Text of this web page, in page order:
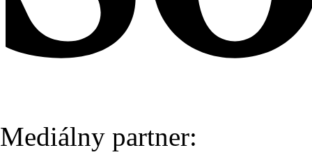
Mediálny partner: